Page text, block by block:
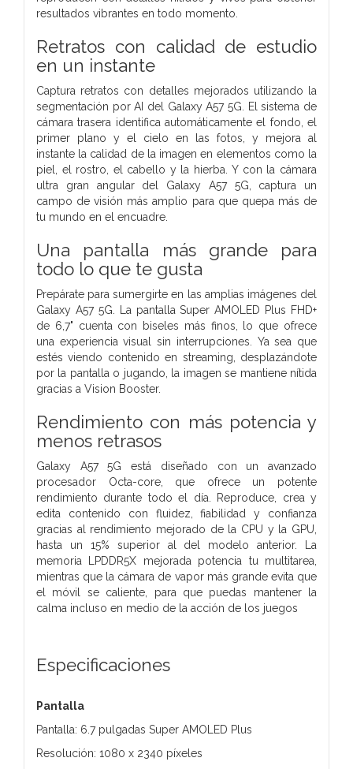
resultados vibrantes en todo momento.
Retratos con calidad de estudio
en un instante
Captura retratos con detalles mejorados utilizando la
segmentación por AI del Galaxy A57 5G. El sistema de
cámara trasera identifica automáticamente el fondo, el
primer plano y el cielo en las fotos, y mejora al
instante la calidad de la imagen en elementos como la
piel, el rostro, el cabello y la hierba. Y con la cámara
ultra gran angular del Galaxy A57 5G, captura un
campo de visión más amplio para que quepa más de
tu mundo en el encuadre.
Una pantalla más grande para
todo lo que te gusta
Prepárate para sumergirte en las amplias imágenes del
Galaxy A57 5G. La pantalla Super AMOLED Plus FHD+
de 6,7" cuenta con biseles más finos, lo que ofrece
una experiencia visual sin interrupciones. Ya sea que
estés viendo contenido en streaming, desplazándote
por la pantalla o jugando, la imagen se mantiene nítida
gracias a Vision Booster.
Rendimiento con más potencia y
menos retrasos
Galaxy A57 5G está diseñado con un avanzado
procesador Octa-core, que ofrece un potente
rendimiento durante todo el día. Reproduce, crea y
edita contenido con fluidez, fiabilidad y confianza
gracias al rendimiento mejorado de la CPU y la GPU,
hasta un 15% superior al del modelo anterior. La
memoria LPDDR5X mejorada potencia tu multitarea,
mientras que la cámara de vapor más grande evita que
el móvil se caliente, para que puedas mantener la
calma incluso en medio de la acción de los juegos
Especificaciones
Pantalla
Pantalla: 6.7 pulgadas Super AMOLED Plus
Resolución: 1080 x 2340 píxeles